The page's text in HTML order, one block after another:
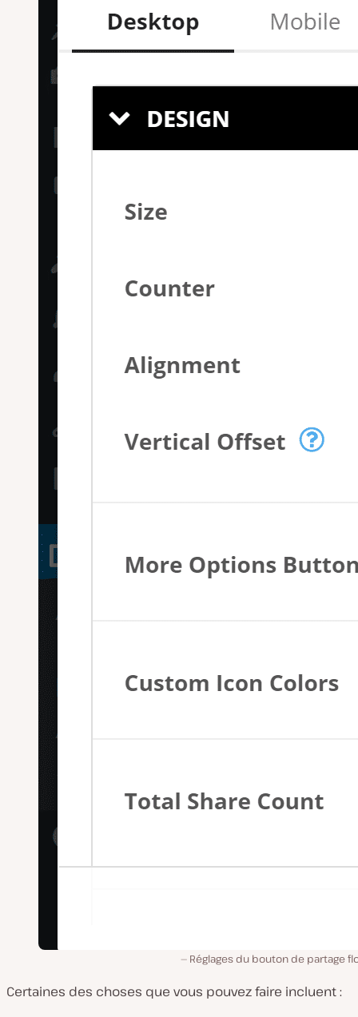
Réglages du bouton de partage
Certaines des choses que vous pouvez faire incluent :